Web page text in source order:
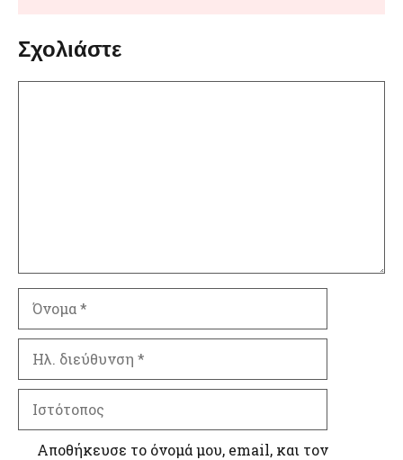
Σχολιάστε
διεύθυνση
Αποθήκευσε το όνομά μου, email, και τον